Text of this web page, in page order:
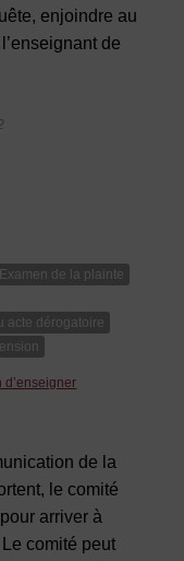
enjoindre au
de
Examen de la plainte
acte dérogatoire
d’enseigner
de la
le comité
arriver à
comité peut